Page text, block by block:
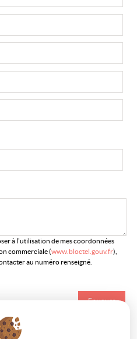
à l'utilisation de mes coordonnées
commerciale (www.bloctel.gouv.fr),
au numéro renseigné.